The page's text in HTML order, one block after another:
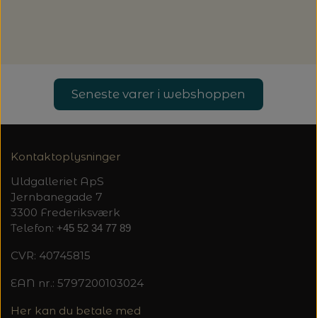
Seneste varer i webshoppen
Kontaktoplysninger
Uldgalleriet ApS
Jernbanegade 7
3300 Frederiksværk
Telefon: +45 52 34 77 89
CVR: 40745815
EAN nr.: 5797200103024
Her kan du betale med